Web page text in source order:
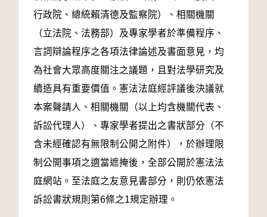
行政院、總統賴清德及監察院）、相關機關
（立法院、法務部）及專家學者於準備程序、
言詞辯論程序之各項法律論述及書面意見，均
為社會大眾高度關注之議題，且對法學研究及
續造具有重要價值。憲法法庭經評議後決議就
本案聲請人、相關機關（以上均含機關代表、
訴訟代理人）、專家學者提出之書狀部分（不
含未經確認有無限制公開之附件），於辦理限
制公開事項之適當遮掩後，全部公開於憲法法
庭網站。至法庭之友意見書部分，則仍依憲法
訴訟書狀規則第6條之1規定辦理。